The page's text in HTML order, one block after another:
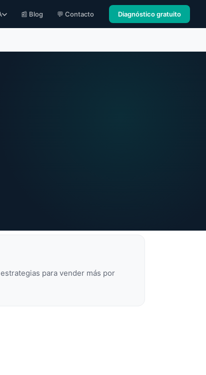
📰 Blog 💬 Contacto Diagnóstico gratuito
para vender más por